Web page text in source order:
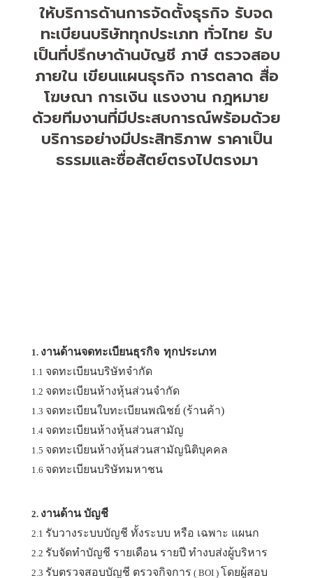
ให้บริการด้านการจัดตั้งธุรกิจ รับจด
ทะเบียนบริษัททุกประเภท ทั่วไทย รับ
เป็นที่ปรึกษาด้านบัญชี ภาษี ตรวจสอบ
ภายใน เขียนแผนธุรกิจ การตลาด สื่อ
โฆษณา การเงิน แรงงาน กฎหมาย
ด้วยทีมงานที่มีประสบการณ์พร้อมด้วย
บริการอย่างมีประสิทธิภาพ ราคาเป็น
ธรรมและซื่อสัตย์ตรงไปตรงมา
1. งานด้านจดทะเบียนธุรกิจ ทุกประเภท
1.1 จดทะเบียนบริษัทจำกัด
1.2 จดทะเบียนห้างหุ้นส่วนจำกัด
1.3 จดทะเบียนใบทะเบียนพณิชย์ (ร้านค้า)
1.4 จดทะเบียนห้างหุ้นส่วนสามัญ
1.5 จดทะเบียนห้างหุ้นส่วนสามัญนิติบุคคล
1.6 จดทะเบียนบริษัทมหาชน
2. งานด้าน บัญชี
2.1 รับวางระบบบัญชี ทั้งระบบ หรือ เฉพาะ แผนก
2.2 รับจัดทำบัญชี รายเดือน รายปี ทำงบส่งผู้บริหาร
2.3 รับตรวจสอบบัญชี ตรวจกิจการ ( BOI ) โดยผู้สอบ